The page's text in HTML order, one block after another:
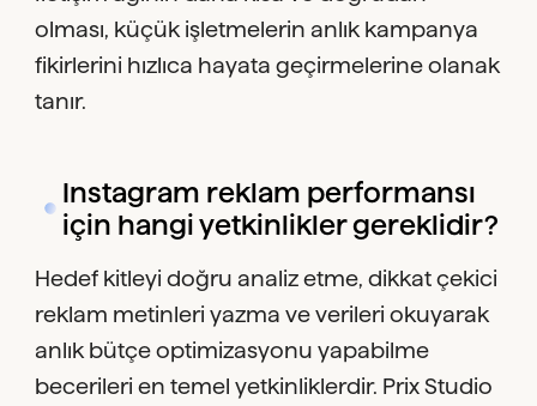
olması, küçük işletmelerin anlık kampanya
fikirlerini hızlıca hayata geçirmelerine olanak
tanır.
Instagram reklam performansı
için hangi yetkinlikler gereklidir?
Hedef kitleyi doğru analiz etme, dikkat çekici
reklam metinleri yazma ve verileri okuyarak
anlık bütçe optimizasyonu yapabilme
becerileri en temel yetkinliklerdir. Prix Studio